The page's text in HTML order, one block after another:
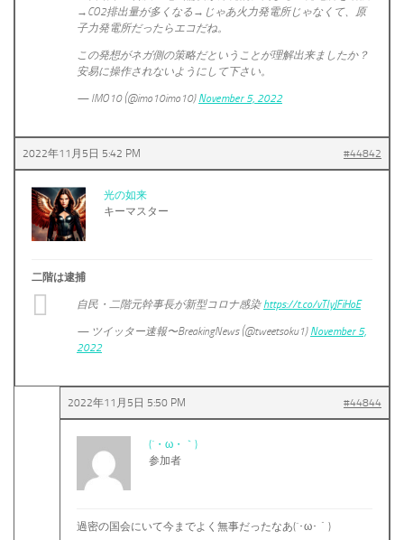
→CO2排出量が多くなる→じゃあ火力発電所じゃなくて、原
子力発電所だったらエコだね。
この発想がネガ側の策略だということが理解出来ましたか？
安易に操作されないようにして下さい。
— IMO10 (@imo10imo10) November 5, 2022
2022年11月5日 5:42 PM #44842
光の如来
キーマスター
二階は逮捕
自民・二階元幹事長が新型コロナ感染 https://t.co/vTlyJFiHoE
— ツイッター速報〜BreakingNews (@tweetsoku1) November 5,
2022
2022年11月5日 5:50 PM #44844
(´・ω・｀)
参加者
過密の国会にいて今までよく無事だったなあ(´･ω･｀)